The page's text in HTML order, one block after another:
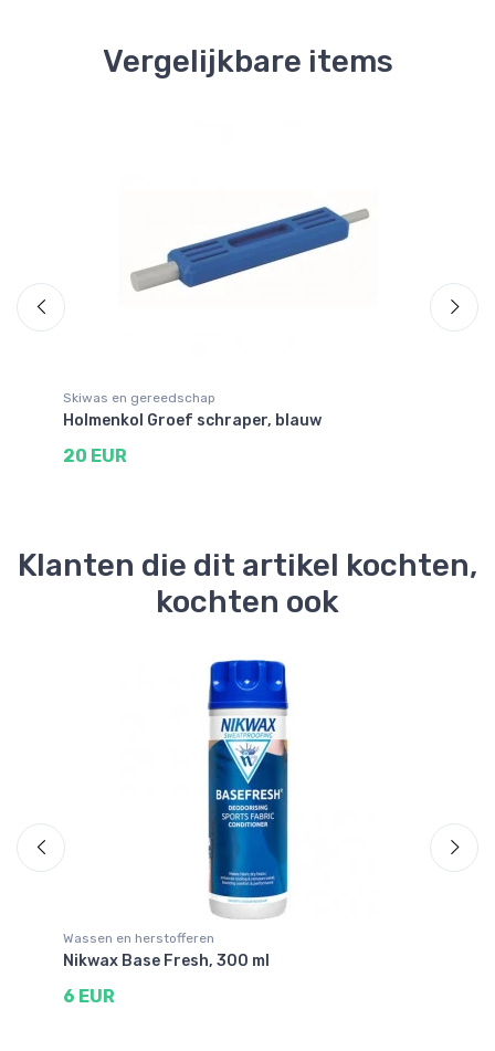
Vergelijkbare items
Skiwas en gereedschap
Holmenkol Groef schraper, blauw
20 EUR
Klanten die dit artikel kochten,
kochten ook
Wassen en herstofferen
Nikwax Base Fresh, 300 ml
6 EUR